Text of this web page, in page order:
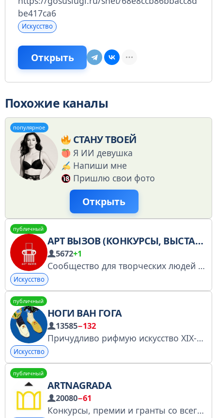
be417ca6
Искусство
Открыть
Похожие каналы
популярное
СТАНУ ТВОЕЙ
Я ИИ девушка
Напиши мне
Пришлю свои фото
Открыть
публичный
АРТ ВЫЗОВ (КОНКУРСЫ, ВЫСТАВКИ, ОТКРЫТЫЕ ПРИЗЫВЫ (OPEN CALLS), ПРЕМИИ, ГРАНТЫ)
5672+1
Сообщество для творческих людей из сферы визуальных искусств. Добавляйте в альбом группы https://vk.com/artvyzov свои работы и получайте комплименты
Искусство
публичный
НОГИ ВАН ГОГА
13585−132
Причудливо рифмую искусство XIX-ХХ веков и современность. Регистрация в РКН: https://gosuslugi.ru/snet/67adaa896857085566b108c9 Реклама: @vangoghlegs #FL1WN
Искусство
публичный
ARTNAGRADA
20080−61
Конкурсы, премии и гранты со всего мира. Для связи: @bikefiction Cтраница включена в перечень персональных страниц, объем аудитории которых составляет более десяти тысяч пользователей социальной сети: https://vk.cc/cGctMT